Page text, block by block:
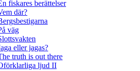
fiskares berättelser
där?
väg
eller jagas?
truth is out there
ljud II